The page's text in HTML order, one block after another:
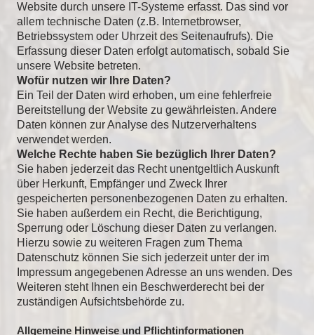
Website durch unsere IT-Systeme erfasst. Das sind vor
allem technische Daten (z.B. Internetbrowser,
Betriebssystem oder Uhrzeit des Seitenaufrufs). Die
Erfassung dieser Daten erfolgt automatisch, sobald Sie
unsere Website betreten.
Wofür nutzen wir Ihre Daten?
Ein Teil der Daten wird erhoben, um eine fehlerfreie
Bereitstellung der Website zu gewährleisten. Andere
Daten können zur Analyse des Nutzerverhaltens
verwendet werden.
Welche Rechte haben Sie bezüglich Ihrer Daten?
Sie haben jederzeit das Recht unentgeltlich Auskunft
über Herkunft, Empfänger und Zweck Ihrer
gespeicherten personenbezogenen Daten zu erhalten.
Sie haben außerdem ein Recht, die Berichtigung,
Sperrung oder Löschung dieser Daten zu verlangen.
Hierzu sowie zu weiteren Fragen zum Thema
Datenschutz können Sie sich jederzeit unter der im
Impressum angegebenen Adresse an uns wenden. Des
Weiteren steht Ihnen ein Beschwerderecht bei der
zuständigen Aufsichtsbehörde zu.
Allgemeine Hinweise und Pflichtinformationen